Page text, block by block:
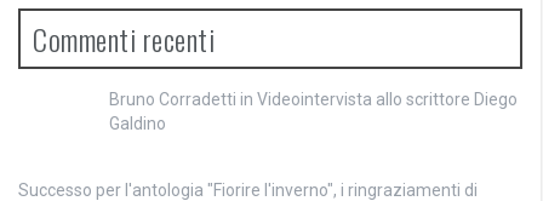
Commenti recenti
Bruno Corradetti in Videointervista allo scrittore Diego
Galdino
Successo per l'antologia "Fiorire l'inverno", i ringraziamenti di